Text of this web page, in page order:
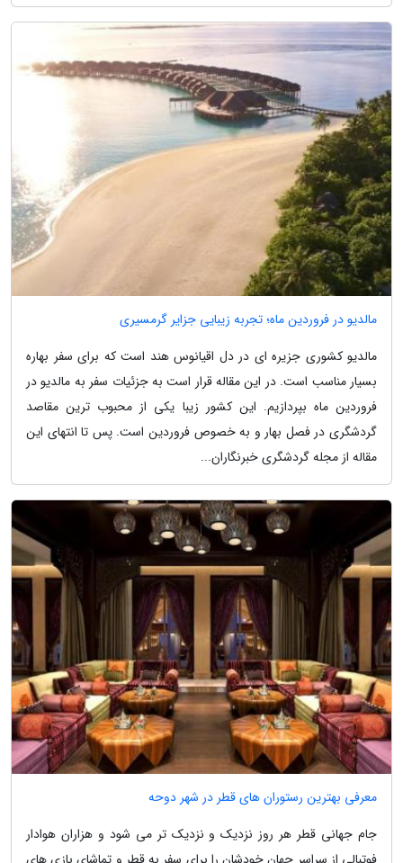
مالدیو در فروردین ماه؛ تجربه زیبایی جزایر گرمسیری
مالدیو کشوری جزیره ای در دل اقیانوس هند است که برای سفر بهاره
بسیار مناسب است. در این مقاله قرار است به جزئیات سفر به مالدیو در
فروردین ماه بپردازیم. این کشور زیبا یکی از محبوب ترین مقاصد
گردشگری در فصل بهار و به خصوص فروردین است. پس تا انتهای این
مقاله از مجله گردشگری خبرنگاران...
معرفی بهترین رستوران های قطر در شهر دوحه
جام جهانی قطر هر روز نزدیک و نزدیک تر می شود و هزاران هوادار